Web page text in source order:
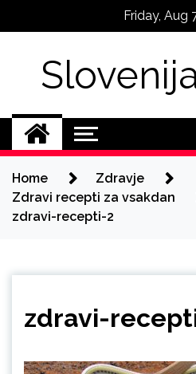
Friday, Aug
Home
Zdravje
Zdravi recepti za vsakdan
zdravi-recepti-2
zdravi-